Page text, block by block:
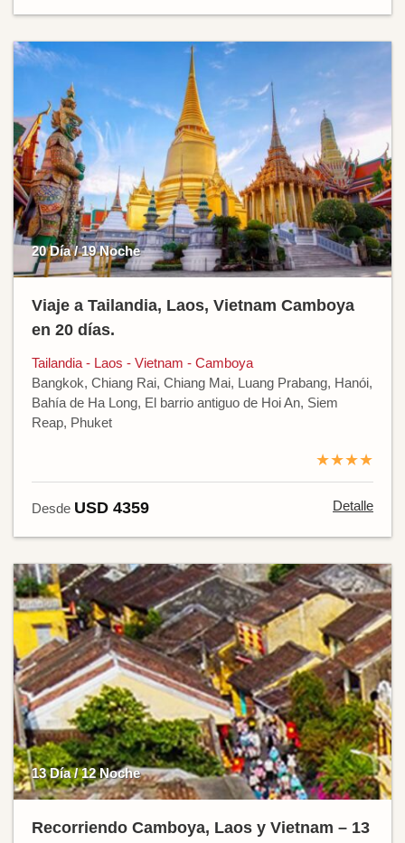
20 Día / 19 Noche
Viaje a Tailandia, Laos, Vietnam Camboya
en 20 días.
Tailandia - Laos - Vietnam - Camboya
Bangkok, Chiang Rai, Chiang Mai, Luang Prabang, Hanói,
Bahía de Ha Long, El barrio antiguo de Hoi An, Siem
Reap, Phuket
★★★★
Desde USD 4359 Detalle
13 Día / 12 Noche
Recorriendo Camboya, Laos y Vietnam – 13